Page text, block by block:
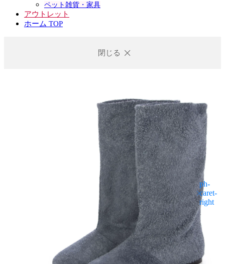
ペット雑貨・家具
アウトレット
ホーム TOP
閉じる